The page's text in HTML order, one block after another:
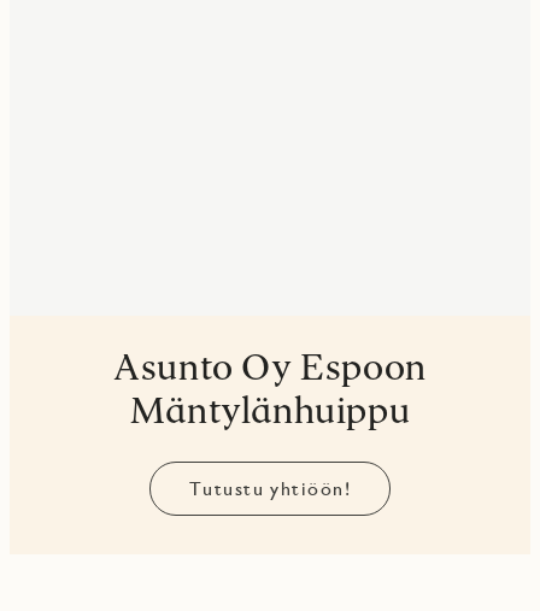
Asunto Oy Espoon
Mäntylänhuippu
Tutustu yhtiöön!